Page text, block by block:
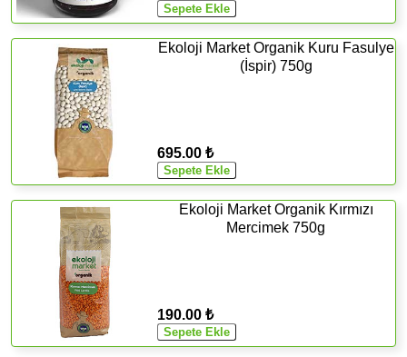
Ekoloji Market Organik Kuru Fasulye
(İspir) 750g
695.00 ₺
Ekoloji Market Organik Kırmızı
Mercimek 750g
190.00 ₺